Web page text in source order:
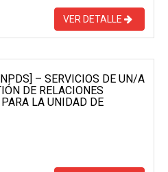
VER DETALLE
– SERVICIOS DE UN/A
DE RELACIONES
LA UNIDAD DE